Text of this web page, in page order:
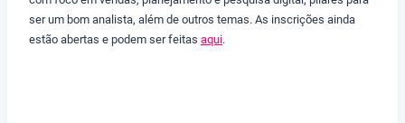
ser um bom analista, além de outros temas. As inscrições ainda
estão abertas e podem ser feitas aqui.